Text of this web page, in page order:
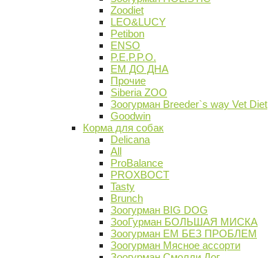
Zoodiet
LEO&LUCY
Petibon
ENSO
P.E.P.P.O.
ЕМ ДО ДНА
Прочие
Siberia ZOO
Зоогурман Breeder`s way Vet Diet
Goodwin
Корма для собак
Delicana
All
ProBalance
PROХВОСТ
Tasty
Brunch
Зоогурман BIG DOG
ЗооГурман БОЛЬШАЯ МИСКА
Зоогурман ЕМ БЕЗ ПРОБЛЕМ
Зоогурман Мясное ассорти